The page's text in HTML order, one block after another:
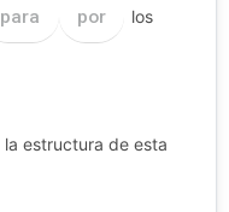
para por los
la estructura de esta